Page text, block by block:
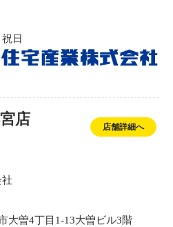
日
店 店舗詳細へ
大曽4丁目1-13大曽ビル3階